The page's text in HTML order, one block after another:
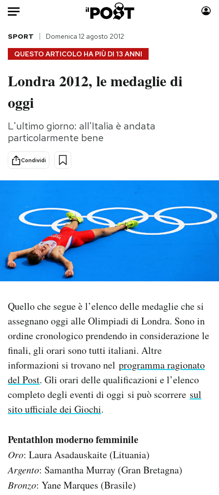
Auto
HOME
Italia
Politica
Tecnologia
Internet
Scienza
Cultura
Economia
Moda
Storie/Idee
Altrecose
Mondiali calcio 2026
PODCAST
NEWSLETTER
I MIEI PREFERITI
SHOP
CALENDARIO
AREA PERSONALE
Regala il Post
Hai bisogno di aiuto?
Esci
QUESTO ARTICOLO HA PIÙ DI 13 ANNI
SPORT Domenica 12 agosto 2012
Londra 2012, le medaglie di
oggi
L'ultimo giorno: all'Italia è andata
particolarmente bene
Condividi
Quello che segue è l’elenco delle medaglie che si
assegnano oggi alle Olimpiadi di Londra. Sono in
ordine cronologico prendendo in considerazione le
finali, gli orari sono tutti italiani. Altre
informazioni si trovano nel programma ragionato
del Post. Gli orari delle qualificazioni e l’elenco
completo degli eventi di oggi si può scorrere sul
sito ufficiale dei Giochi.
Pentathlon moderno femminile
Oro: Laura Asadauskaite (Lituania)
Argento: Samantha Murray (Gran Bretagna)
Bronzo: Yane Marques (Brasile)